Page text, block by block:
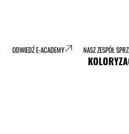
ODWIEDŹ E-ACADEMY NASZ ZESPÓŁ